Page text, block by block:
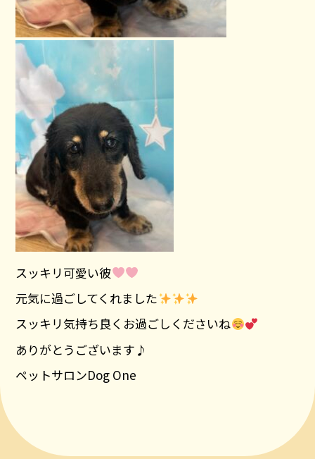
スッキリ可愛い彼
元気に過ごしてくれました
スッキリ気持ち良くお過ごしくださいね
ありがとうございます♪
ペットサロンDog One